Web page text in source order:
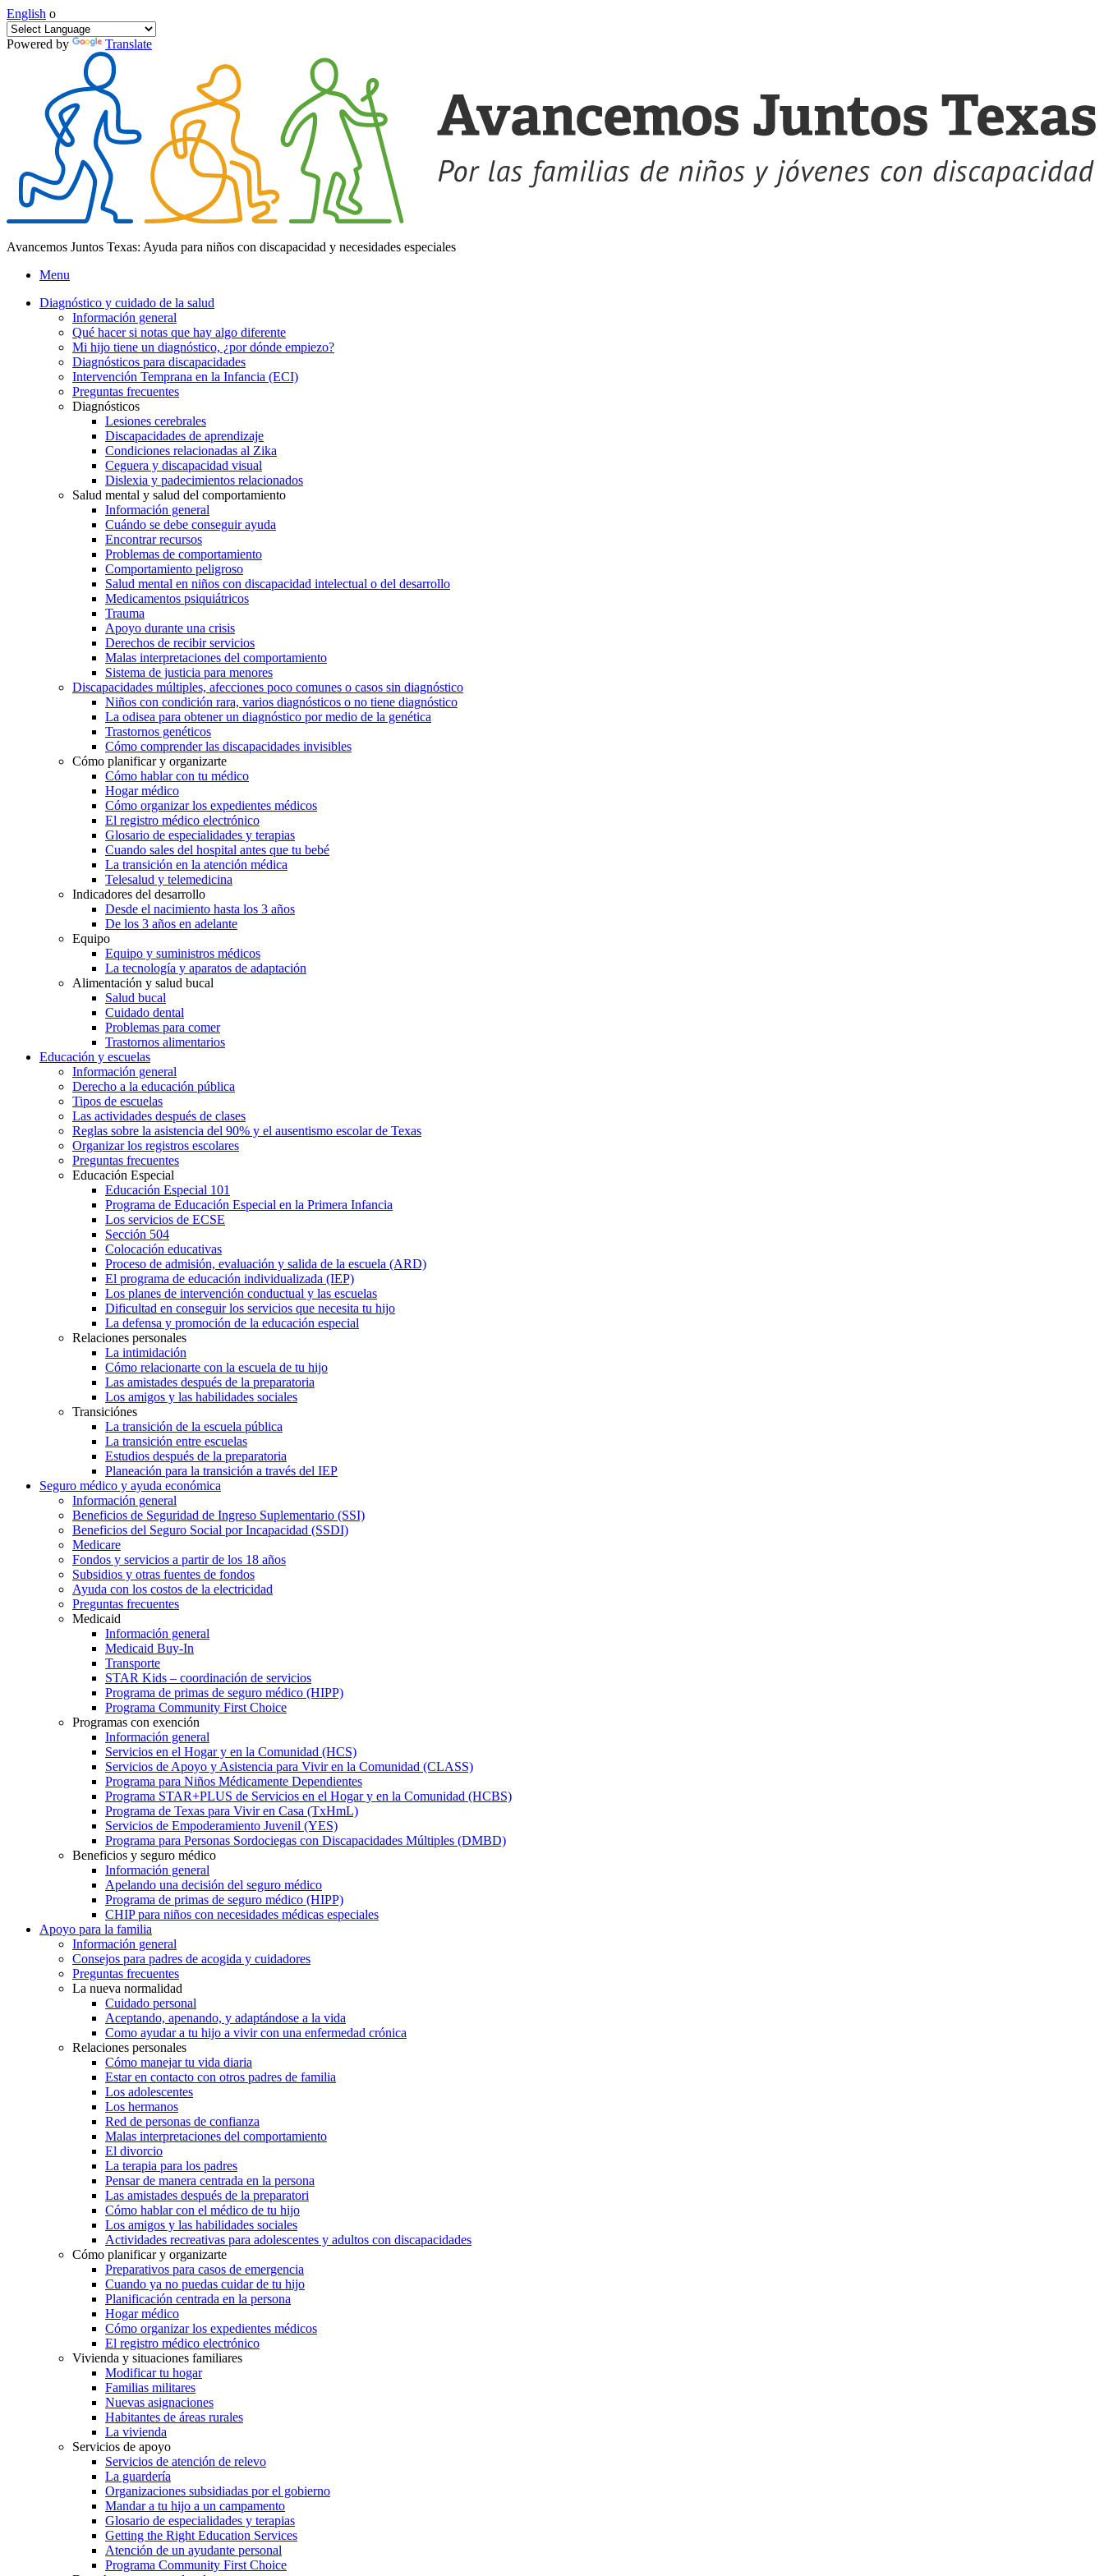
English o
Powered by Translate
Avancemos Juntos Texas: Ayuda para niños con discapacidad y necesidades especiales
Menu
Diagnóstico y cuidado de la salud
Información general
Qué hacer si notas que hay algo diferente
Mi hijo tiene un diagnóstico, ¿por dónde empiezo?
Diagnósticos para discapacidades
Intervención Temprana en la Infancia (ECI)
Preguntas frecuentes
Diagnósticos
Lesiones cerebrales
Discapacidades de aprendizaje
Condiciones relacionadas al Zika
Ceguera y discapacidad visual
Dislexia y padecimientos relacionados
Salud mental y salud del comportamiento
Información general
Cuándo se debe conseguir ayuda
Encontrar recursos
Problemas de comportamiento
Comportamiento peligroso
Salud mental en niños con discapacidad intelectual o del desarrollo
Medicamentos psiquiátricos
Trauma
Apoyo durante una crisis
Derechos de recibir servicios
Malas interpretaciones del comportamiento
Sistema de justicia para menores
Discapacidades múltiples, afecciones poco comunes o casos sin diagnóstico
Niños con condición rara, varios diagnósticos o no tiene diagnóstico
La odisea para obtener un diagnóstico por medio de la genética
Trastornos genéticos
Cómo comprender las discapacidades invisibles
Cómo planificar y organizarte
Cómo hablar con tu médico
Hogar médico
Cómo organizar los expedientes médicos
El registro médico electrónico
Glosario de especialidades y terapias
Cuando sales del hospital antes que tu bebé
La transición en la atención médica
Telesalud y telemedicina
Indicadores del desarrollo
Desde el nacimiento hasta los 3 años
De los 3 años en adelante
Equipo
Equipo y suministros médicos
La tecnología y aparatos de adaptación
Alimentación y salud bucal
Salud bucal
Cuidado dental
Problemas para comer
Trastornos alimentarios
Educación y escuelas
Información general
Derecho a la educación pública
Tipos de escuelas
Las actividades después de clases
Reglas sobre la asistencia del 90% y el ausentismo escolar de Texas
Organizar los registros escolares
Preguntas frecuentes
Educación Especial
Educación Especial 101
Programa de Educación Especial en la Primera Infancia
Los servicios de ECSE
Sección 504
Colocación educativas
Proceso de admisión, evaluación y salida de la escuela (ARD)
El programa de educación individualizada (IEP)
Los planes de intervención conductual y las escuelas
Dificultad en conseguir los servicios que necesita tu hijo
La defensa y promoción de la educación especial
Relaciones personales
La intimidación
Cómo relacionarte con la escuela de tu hijo
Las amistades después de la preparatoria
Los amigos y las habilidades sociales
Transiciónes
La transición de la escuela pública
La transición entre escuelas
Estudios después de la preparatoria
Planeación para la transición a través del IEP
Seguro médico y ayuda económica
Información general
Beneficios de Seguridad de Ingreso Suplementario (SSI)
Beneficios del Seguro Social por Incapacidad (SSDI)
Medicare
Fondos y servicios a partir de los 18 años
Subsidios y otras fuentes de fondos
Ayuda con los costos de la electricidad
Preguntas frecuentes
Medicaid
Información general
Medicaid Buy-In
Transporte
STAR Kids – coordinación de servicios
Programa de primas de seguro médico (HIPP)
Programa Community First Choice
Programas con exención
Información general
Servicios en el Hogar y en la Comunidad (HCS)
Servicios de Apoyo y Asistencia para Vivir en la Comunidad (CLASS)
Programa para Niños Médicamente Dependientes
Programa STAR+PLUS de Servicios en el Hogar y en la Comunidad (HCBS)
Programa de Texas para Vivir en Casa (TxHmL)
Servicios de Empoderamiento Juvenil (YES)
Programa para Personas Sordociegas con Discapacidades Múltiples (DMBD)
Beneficios y seguro médico
Información general
Apelando una decisión del seguro médico
Programa de primas de seguro médico (HIPP)
CHIP para niños con necesidades médicas especiales
Apoyo para la familia
Información general
Consejos para padres de acogida y cuidadores
Preguntas frecuentes
La nueva normalidad
Cuidado personal
Aceptando, apenando, y adaptándose a la vida
Como ayudar a tu hijo a vivir con una enfermedad crónica
Relaciones personales
Cómo manejar tu vida diaria
Estar en contacto con otros padres de familia
Los adolescentes
Los hermanos
Red de personas de confianza
Malas interpretaciones del comportamiento
El divorcio
La terapia para los padres
Pensar de manera centrada en la persona
Las amistades después de la preparatori
Cómo hablar con el médico de tu hijo
Los amigos y las habilidades sociales
Actividades recreativas para adolescentes y adultos con discapacidades
Cómo planificar y organizarte
Preparativos para casos de emergencia
Cuando ya no puedas cuidar de tu hijo
Planificación centrada en la persona
Hogar médico
Cómo organizar los expedientes médicos
El registro médico electrónico
Vivienda y situaciones familiares
Modificar tu hogar
Familias militares
Nuevas asignaciones
Habitantes de áreas rurales
La vivienda
Servicios de apoyo
Servicios de atención de relevo
La guardería
Organizaciones subsidiadas por el gobierno
Mandar a tu hijo a un campamento
Glosario de especialidades y terapias
Getting the Right Education Services
Atención de un ayudante personal
Programa Community First Choice